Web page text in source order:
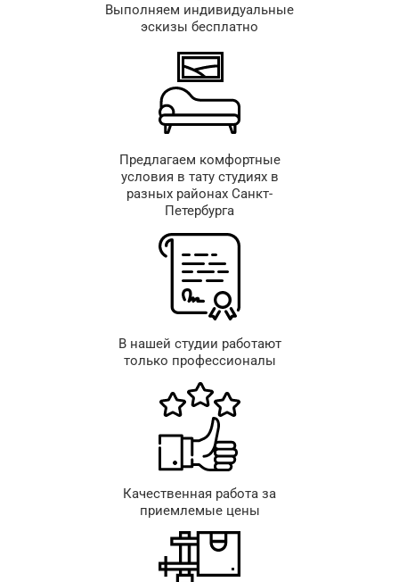
Выполняем индивидуальные
эскизы бесплатно
Предлагаем комфортные
условия в тату студиях в
разных районах Санкт-
Петербурга
В нашей студии работают
только профессионалы
Качественная работа за
приемлемые цены